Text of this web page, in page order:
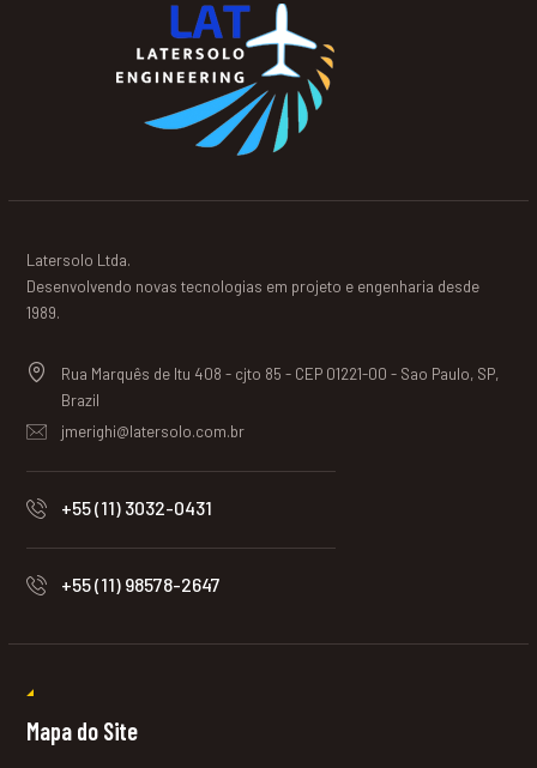
Latersolo Ltda.
Desenvolvendo novas tecnologias em projeto e engenharia desde
1989.
Rua Marquês de Itu 408 - cjto 85 - CEP 01221-00 - Sao Paulo, SP,
Brazil
jmerighi@latersolo.com.br
+55 (11) 3032-0431
+55 (11) 98578-2647
Mapa do Site